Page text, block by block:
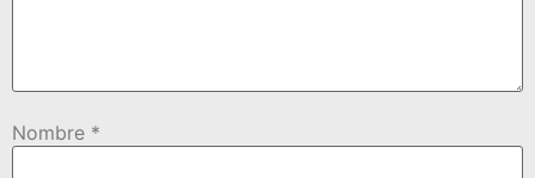
Nombre *